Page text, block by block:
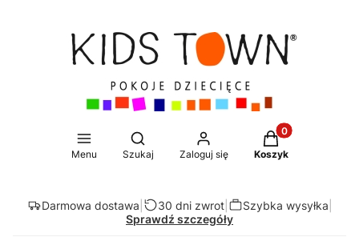
Menu
Otwórz wyszukiwarkę
Szukaj Zaloguj się
Produkty w
Koszyk
Darmowa dostawa 30 dni zwrot| Szybka wysyłka
Sprawdź szczegóły